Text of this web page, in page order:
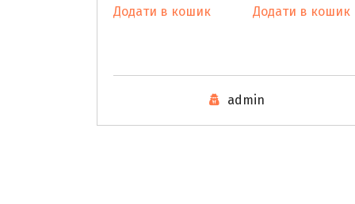
Додати в кошик Додати в кошик
admin